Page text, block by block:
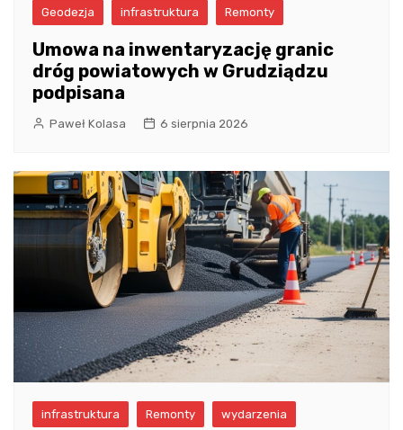
Geodezja infrastruktura Remonty
Umowa na inwentaryzację granic
dróg powiatowych w Grudziądzu
podpisana
Paweł Kolasa 6 sierpnia 2026
infrastruktura Remonty wydarzenia